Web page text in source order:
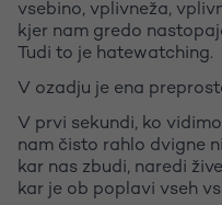
vsebino, vplivneža,
kjer nam gredo
Tudi to je hatewatching.
V ozadju je ena
V prvi sekundi, ko
nam čisto rahlo dvigne
kar nas zbudi, naredi
kar je ob poplavi vseh